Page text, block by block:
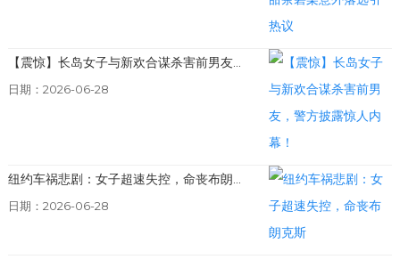
【震惊】长岛女子与新欢合谋杀害前男友...
日期：2026-06-28
纽约车祸悲剧：女子超速失控，命丧布朗...
日期：2026-06-28